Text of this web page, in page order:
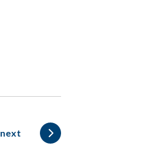
next